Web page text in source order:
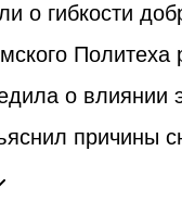
о гибкости
о влиянии
причины